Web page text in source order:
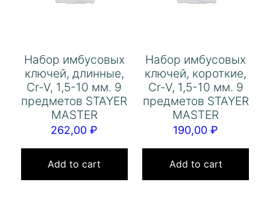
Набор имбусовых
ключей, длинные,
Cr-V, 1,5-10 мм. 9
предметов STAYER
MASTER
262,00₽
Add to cart
Набор имбусовых
ключей, короткие,
Cr-V, 1,5-10 мм. 9
предметов STAYER
MASTER
190,00₽
Add to cart